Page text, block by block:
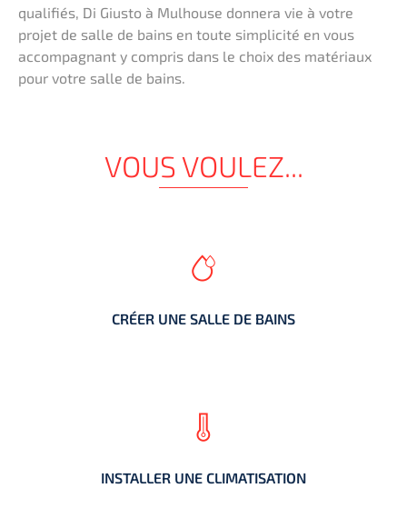
qualifiés, Di Giusto à Mulhouse donnera vie à votre
projet de salle de bains en toute simplicité en vous
accompagnant y compris dans le choix des matériaux
pour votre salle de bains.
VOUS VOULEZ...
CRÉER UNE SALLE DE BAINS
CRÉER UNE SALLE DE BAINS
INSTALLER UNE CLIMATISATION
INSTALLER UNE CLIMATISATION